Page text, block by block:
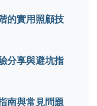
的實用照顧技
分享與避坑指
南與常見問題